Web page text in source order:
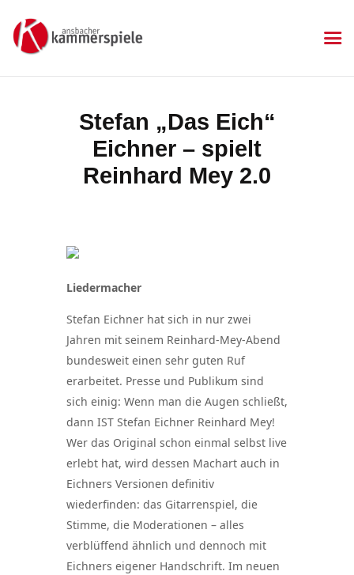
Stefan „Das Eich“
Eichner – spielt
Reinhard Mey 2.0
KAMMERSPIELE
Aktuelles
Kartenkauf
Die Kammerspiele
Mitgliedschaft
Impressum
Liedermacher
Stefan Eichner hat sich in nur zwei
Jahren mit seinem Reinhard-Mey-Abend
bundesweit einen sehr guten Ruf
erarbeitet. Presse und Publikum sind
sich einig: Wenn man die Augen schließt,
dann IST Stefan Eichner Reinhard Mey!
Wer das Original schon einmal selbst live
erlebt hat, wird dessen Machart auch in
Eichners Versionen definitiv
wiederfinden: das Gitarrenspiel, die
Stimme, die Moderationen – alles
verblüffend ähnlich und dennoch mit
Eichners eigener Handschrift. Im neuen